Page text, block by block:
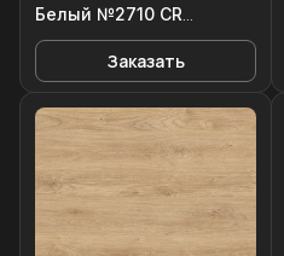
Белый №2710 CR
Кроношпан
3050*600/6мм
Заказать